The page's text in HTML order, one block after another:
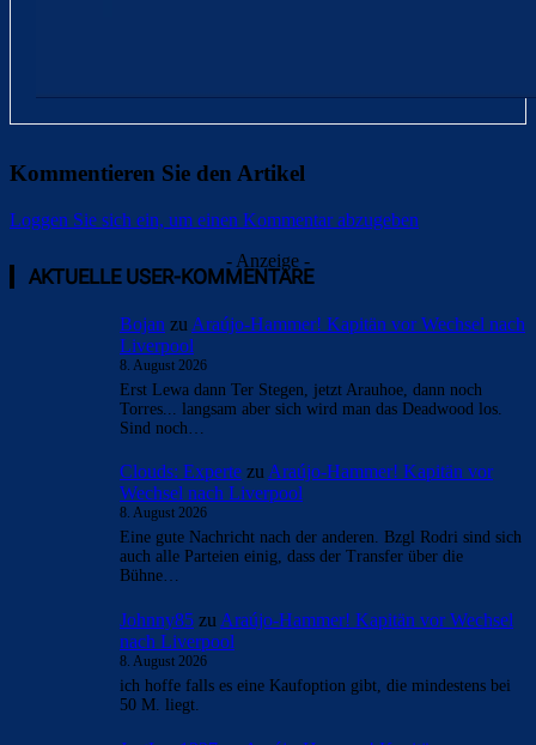
Kommentieren Sie den Artikel
Loggen Sie sich ein, um einen Kommentar abzugeben
- Anzeige -
AKTUELLE USER-KOMMENTARE
Bojan zu Araújo-Hammer! Kapitän vor Wechsel nach
Liverpool
8. August 2026
Erst Lewa dann Ter Stegen, jetzt Arauhoe, dann noch
Torres... langsam aber sich wird man das Deadwood los.
Sind noch…
Clouds: Experte zu Araújo-Hammer! Kapitän vor
Wechsel nach Liverpool
8. August 2026
Eine gute Nachricht nach der anderen. Bzgl Rodri sind sich
auch alle Parteien einig, dass der Transfer über die
Bühne…
Johnny85 zu Araújo-Hammer! Kapitän vor Wechsel
nach Liverpool
8. August 2026
ich hoffe falls es eine Kaufoption gibt, die mindestens bei
50 M. liegt.